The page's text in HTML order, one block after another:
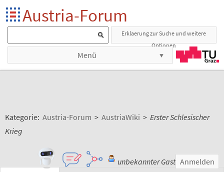
Austria-Forum
Erklaerung zur Suche und weitere
Optionen
Menü
Kategorie: Austria-Forum > AustriaWiki > Erster Schlesischer
Krieg
unbekannter Gast Anmelden